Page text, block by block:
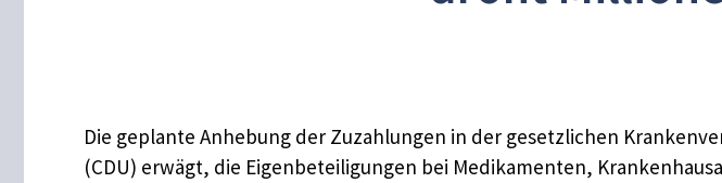
Die geplante Anhebung der Zuzahlungen in der gesetzlichen
(CDU) erwägt, die Eigenbeteiligungen bei Medikamenten,